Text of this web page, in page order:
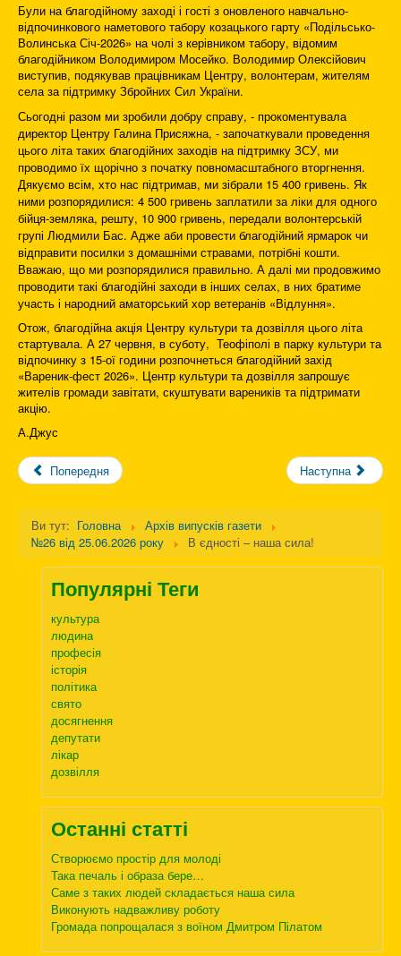
Були на благодійному заході і гості з оновленого навчально-
відпочинкового наметового табору козацького гарту «Подільсько-
Волинська Січ-2026» на чолі з керівником табору, відомим
благодійником Володимиром Мосейко. Володимир Олексійович
виступив, подякував працівникам Центру, волонтерам, жителям
села за підтримку Збройних Сил України.
Сьогодні разом ми зробили добру справу, - прокоментувала
директор Центру Галина Присяжна, - започаткували проведення
цього літа таких благодійних заходів на підтримку ЗСУ, ми
проводимо їх щорічно з початку повномасштабного вторгнення.
Дякуємо всім, хто нас підтримав, ми зібрали 15 400 гривень. Як
ними розпорядилися: 4 500 гривень заплатили за ліки для одного
бійця-земляка, решту, 10 900 гривень, передали волонтерській
групі Людмили Бас. Адже аби провести благодійний ярмарок чи
відправити посилки з домашніми стравами, потрібні кошти.
Вважаю, що ми розпорядилися правильно. А далі ми продовжимо
проводити такі благодійні заходи в інших селах, в них братиме
участь і народний аматорський хор ветеранів «Відлуння».
Отож, благодійна акція Центру культури та дозвілля цього літа
стартувала. А 27 червня, в суботу, Теофіполі в парку культури та
відпочинку з 15-ої години розпочнеться благодійний захід
«Вареник-фест 2026». Центр культури та дозвілля запрошує
жителів громади завітати, скуштувати вареників та підтримати
акцію.
А.Джус
Попередня Наступна
Ви тут: Головна
Архів випусків газети
№26 від 25.06.2026 року
В єдності – наша сила!
Популярні Теги
культура
людина
професія
історія
політика
свято
досягнення
депутати
лікар
дозвілля
Останні статті
Створюємо простір для молоді
Така печаль і образа бере…
Саме з таких людей складається наша сила
Виконують надважливу роботу
Громада попрощалася з воїном Дмитром Пілатом